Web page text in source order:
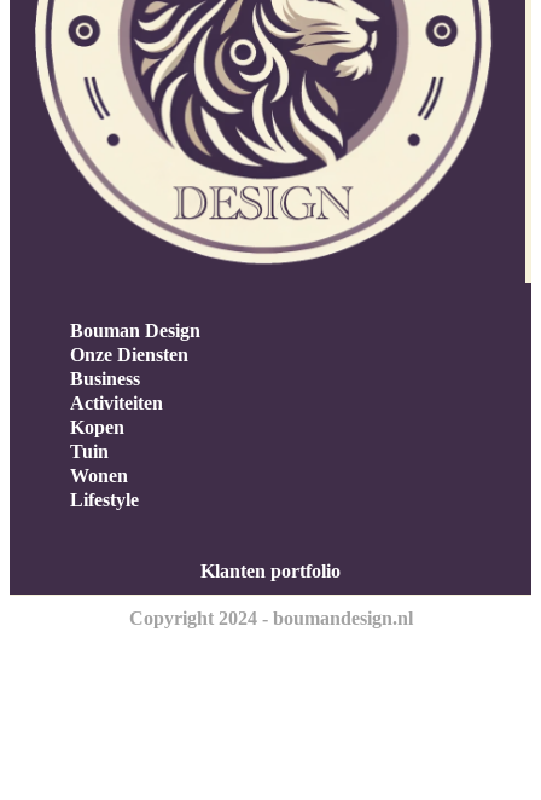
Bouman Design
Onze Diensten
Business
Activiteiten
Kopen
Tuin
Wonen
Lifestyle
Klanten portfolio
Copyright 2024 - boumandesign.nl